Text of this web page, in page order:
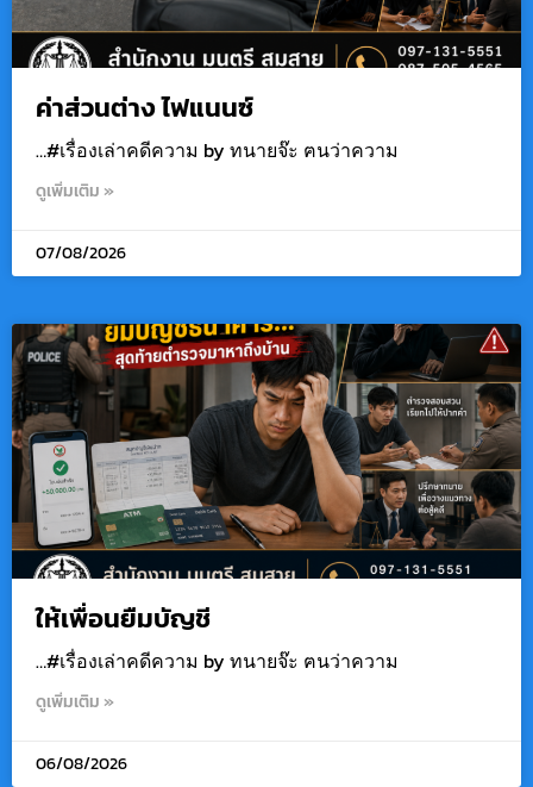
ค่าส่วนต่าง ไฟแนนซ์
…#เรื่องเล่าคดีความ by ทนายจ๊ะ ฅนว่าความ
ดูเพิ่มเติม »
07/08/2026
ให้เพื่อนยืมบัญชี
…#เรื่องเล่าคดีความ by ทนายจ๊ะ ฅนว่าความ
ดูเพิ่มเติม »
06/08/2026